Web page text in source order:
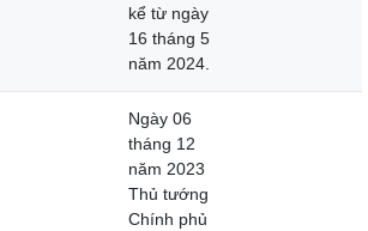
kể từ ngày
16 tháng 5
năm 2024.
Ngày 06
tháng 12
năm 2023
Thủ tướng
Chính phủ